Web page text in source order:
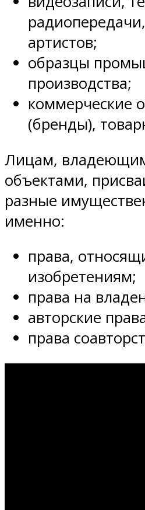
артистов;
образцы
производства;
коммерческие
(бренды),
Лицам,
объектами,
разные
именно:
права,
изобретениям;
права на
авторские
права